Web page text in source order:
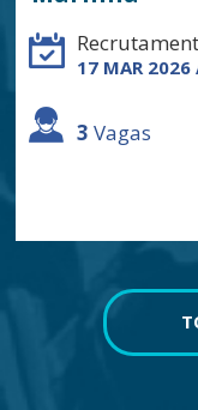
17 MAR 2026
3 Vagas